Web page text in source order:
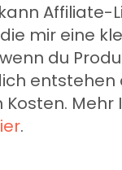
Affiliate-
mir eine
du
Kosten.
.